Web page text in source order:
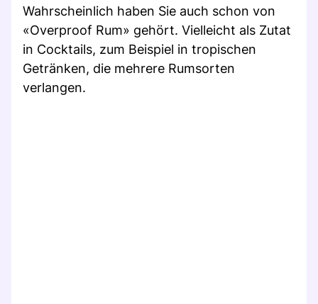
Wahrscheinlich haben Sie auch schon von
«Overproof Rum» gehört. Vielleicht als Zutat
in Cocktails, zum Beispiel in tropischen
Getränken, die mehrere Rumsorten
verlangen.